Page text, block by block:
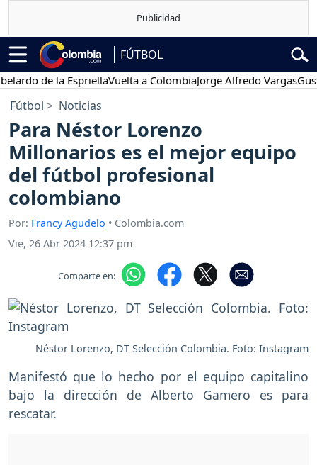
FÚTBOL
de la EspriellaVuelta a ColombiaJorge Alfredo VargasGustavo
Fútbol Noticias
Para Néstor Lorenzo
Millonarios es el mejor equipo
del fútbol profesional
colombiano
Por: Francy Agudelo • Colombia.com
Vie, 26 Abr 2024 12:37 pm
Comparte en:
Néstor Lorenzo, DT Selección Colombia. Foto: Instagram
Manifestó que lo hecho por el equipo capitalino
bajo la dirección de Alberto Gamero es para
rescatar.